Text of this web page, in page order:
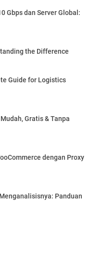
Gbps dan Server Global:
the Difference
Guide for Logistics
Gratis & Tanpa
dengan Proxy
Panduan